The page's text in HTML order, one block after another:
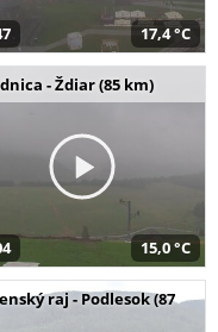
17,4 °C
- Ždiar (85 km)
15,0 °C
raj - Podlesok (87